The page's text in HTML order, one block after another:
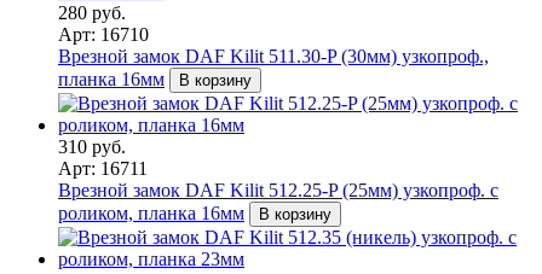
280 руб.
Арт: 16710
Врезной замок DAF Kilit 511.30-P (30мм) узкопроф.,
планка 16мм
В корзину
310 руб.
Арт: 16711
Врезной замок DAF Kilit 512.25-P (25мм) узкопроф. с
роликом, планка 16мм
В корзину